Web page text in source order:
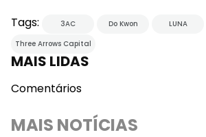
Tags: 3AC Do Kwon LUNA
Three Arrows Capital
MAIS LIDAS
Comentários
MAIS NOTÍCIAS